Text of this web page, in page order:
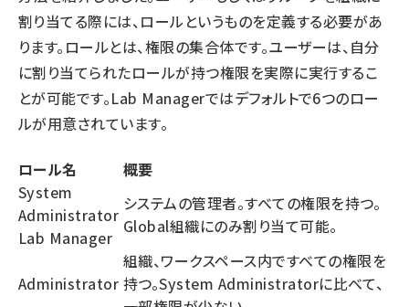
割り当てる際には、ロールというものを定義する必要があ
ります。ロールとは、権限の集合体です。ユーザーは、自分
に割り当てられたロールが持つ権限を実際に実行するこ
とが可能です。Lab Managerではデフォルトで6つのロー
ルが用意されています。
ロール名
概要
System
Administrator
Lab Manager
システムの管理者。すべての権限を持つ。
Global組織にのみ割り当て可能。
Administrator
組織、ワークスペース内ですべての権限を
持つ。System Administratorに比べて、